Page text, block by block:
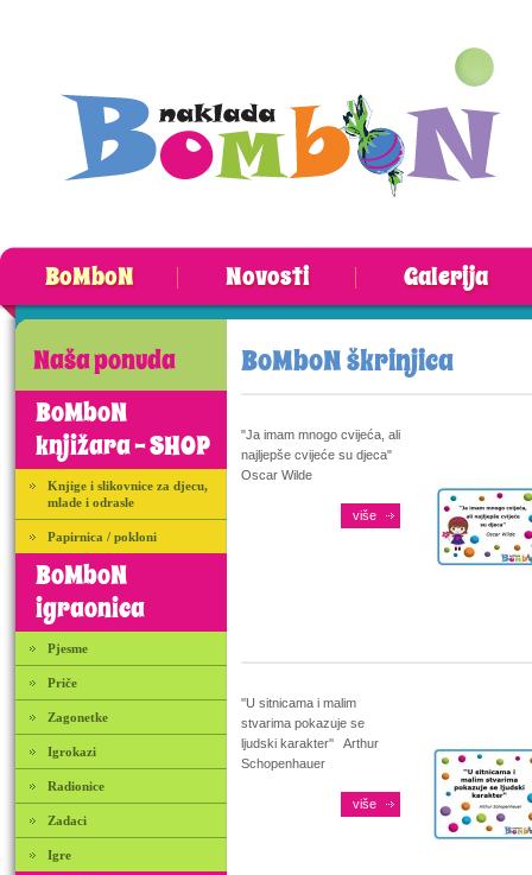
BoMboN Novosti Galerija
Naša ponuda
BoMboN
knjižara - SHOP
Knjige i slikovnice za djecu,
mlade i odrasle
Papirnica / pokloni
BoMboN
igraonica
Pjesme
Priče
Zagonetke
Igrokazi
Radionice
Zadaci
Igre
BoMboN škrinjica
"Ja imam mnogo cvijeća, ali
najljepše cvijeće su djeca"
Oscar Wilde
više
''U sitnicama i malim
stvarima pokazuje se
ljudski karakter'' Arthur
Schopenhauer
više